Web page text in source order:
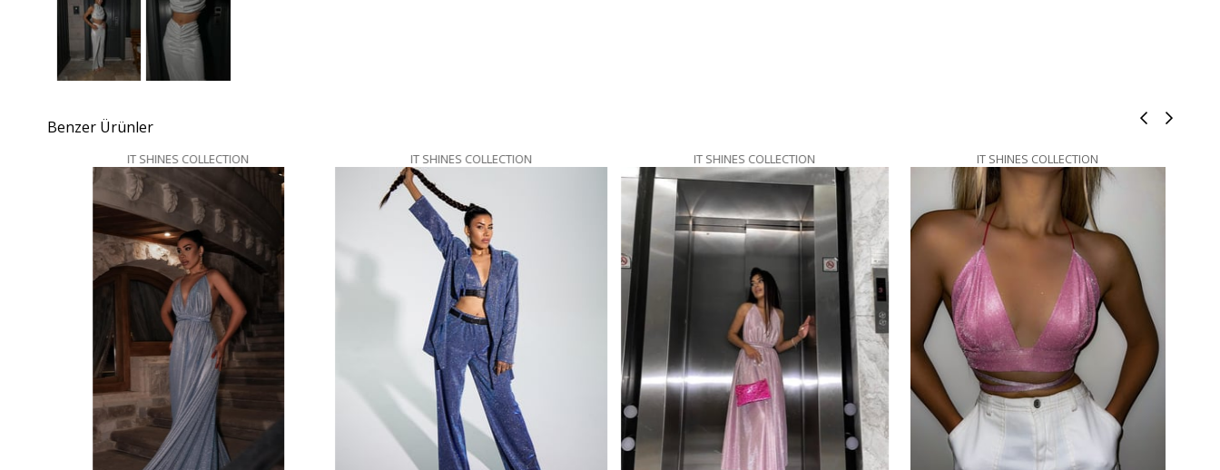
Benzer Ürünler
IT SHINES COLLECTION IT SHINES COLLECTION IT SHINES COLLECTION IT SHINES COLLECTION